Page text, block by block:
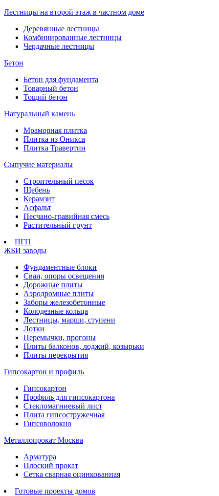
Лестницы на второй этаж в частном доме
Деревянные лестницы
Комбинированные лестницы
Чердачные лестницы
Бетон
Бетон для фундамента
Товарный бетон
Тощий бетон
Натуральный камень
Мраморная плитка
Плитка из Оникса
Плитка Травертин
Сыпучие материалы
Строительный песок
Щебень
Керамзит
Асфальт
Песчано-гравийная смесь
Растительный грунт
ПГП
ЖБИ заводы
Фундаментные блоки
Сваи, опоры освещения
Дорожные плиты
Аэродромные плиты
Заборы железобетонные
Колодезные кольца
Лестницы, марши, ступени
Лотки
Перемычки, прогоны
Плиты балконов, лоджий, козырьки
Плиты перекрытия
Гипсокартон и профиль
Гипсокартон
Профиль для гипсокартона
Стекломагниевый лист
Плита гипсостружечная
Гипсоволокно
Металлопрокат Москва
Арматура
Плоский прокат
Сетка сварная оцинкованная
Готовые проекты домов